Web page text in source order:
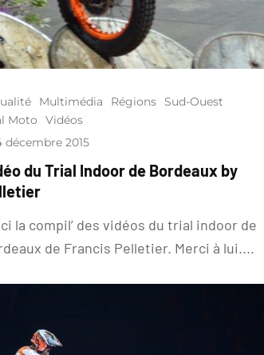
Multimédia Régions
Sud-Ouest
Moto
Vidéos
décembre 2015
du Trial Indoor de Bordeaux by
la compil’ des vidéos du trial indoor de
de Francis Pelletier. Merci à lui....